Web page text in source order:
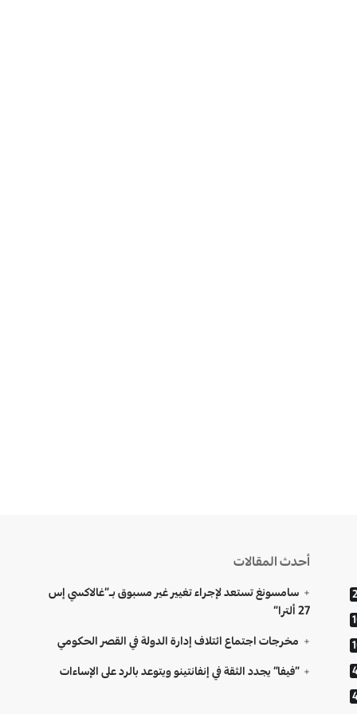
أحدث المقالات
سامسونغ تستعد لإجراء تغيير غير مسبوق بـ”غالاكسي إس
27 ألترا”
مخرجات اجتماع ائتلاف إدارة الدولة في القصر الحكومي
“فيفا” يجدد الثقة في إنفانتينو ويتوعد بالرد على الإساءات